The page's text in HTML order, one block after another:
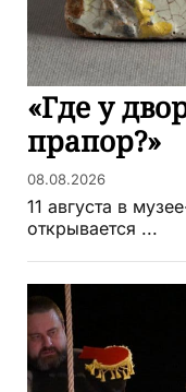
«Где у
прапор?»
08.08.2026
11 августа в
открывается ...